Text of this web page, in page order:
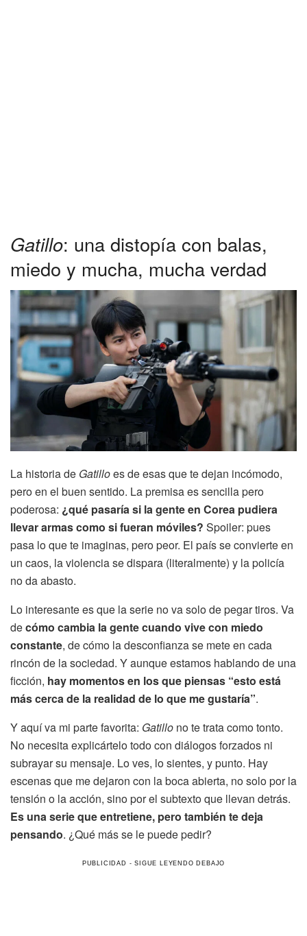
Gatillo: una distopía con balas,
miedo y mucha, mucha verdad
La historia de Gatilloes de esas que te dejan incómodo,
pero en el buen sentido. La premisa es sencilla pero
poderosa: ¿qué pasaría si la gente en Corea pudiera
llevar armas como si fueran móviles? Spoiler: pues
pasa lo que te imaginas, pero peor. El país se convierte en
un caos, la violencia se dispara (literalmente) y la policía
no da abasto.
Lo interesante es que la serie no va solo de pegar tiros. Va
decómo cambia la gente cuando vive con miedo
constante, de cómo la desconfianza se mete en cada
rincón de la sociedad. Y aunque estamos hablando de una
ficción, hay momentos en los que piensas “esto está
más cerca de la realidad de lo que me gustaría”.
Y aquí va mi parte favorita: Gatillo no te trata como tonto.
No necesita explicártelo todo con diálogos forzados ni
subrayar su mensaje. Lo ves, lo sientes, y punto. Hay
escenas que me dejaron con la boca abierta, no solo por la
tensión o la acción, sino por el subtexto que llevan detrás.
Es una serie que entretiene, pero también te deja
pensando. ¿Qué más se le puede pedir?